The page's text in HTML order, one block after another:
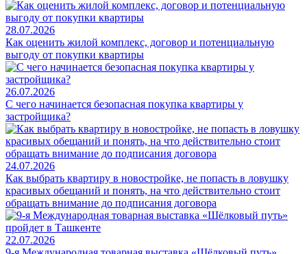
28.07.2026
Как оценить жилой комплекс, договор и потенциальную
выгоду от покупки квартиры
26.07.2026
С чего начинается безопасная покупка квартиры у
застройщика?
24.07.2026
Как выбрать квартиру в новостройке, не попасть в ловушку
красивых обещаний и понять, на что действительно стоит
обращать внимание до подписания договора
22.07.2026